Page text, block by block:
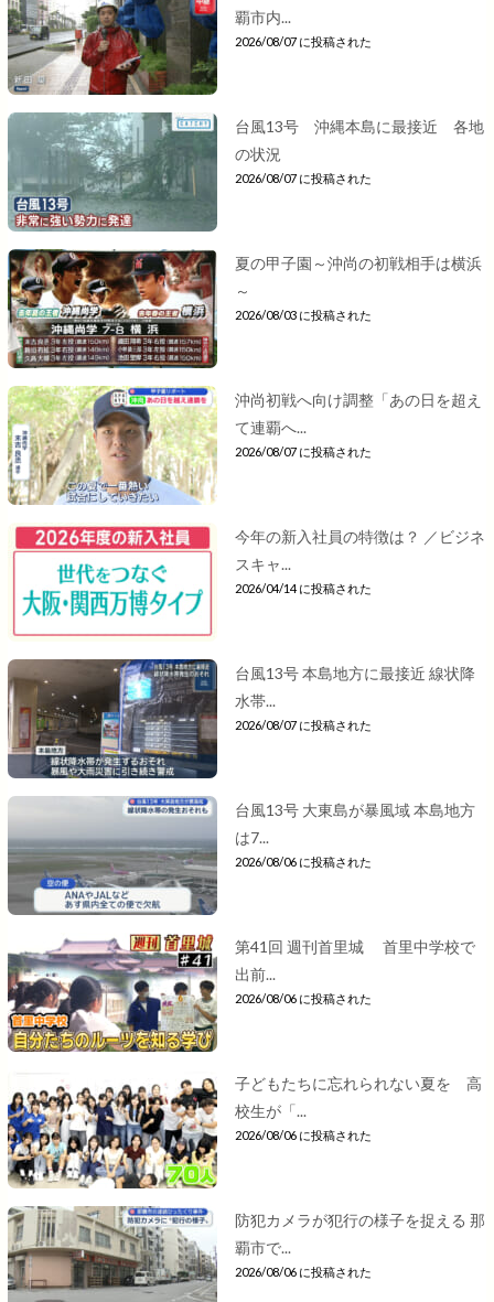
覇市内...
2026/08/07 に投稿された
台風13号 沖縄本島に最接近 各地
の状況
2026/08/07 に投稿された
夏の甲子園～沖尚の初戦相手は横浜
～
2026/08/03 に投稿された
沖尚初戦へ向け調整「あの日を超え
て連覇へ...
2026/08/07 に投稿された
今年の新入社員の特徴は？ ／ビジネ
スキャ...
2026/04/14 に投稿された
台風13号 本島地方に最接近 線状降
水帯...
2026/08/07 に投稿された
台風13号 大東島が暴風域 本島地方
は7...
2026/08/06 に投稿された
第41回 週刊首里城 首里中学校で
出前...
2026/08/06 に投稿された
子どもたちに忘れられない夏を 高
校生が「...
2026/08/06 に投稿された
防犯カメラが犯行の様子を捉える 那
覇市で...
2026/08/06 に投稿された